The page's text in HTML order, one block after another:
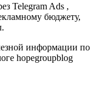
Telegram Ads ,
бюджету,
информации по
hopegroupblog